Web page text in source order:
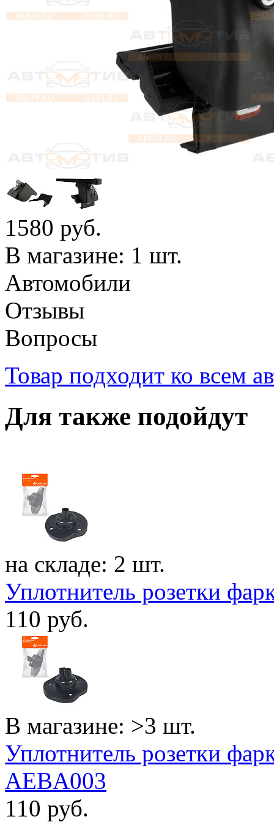
1580 руб.
В магазине: 1 шт.
Автомобили
Отзывы
Вопросы
Товар подходит ко всем
Для также подойдут
на складе: 2 шт.
Уплотнитель розетки
110 руб.
В магазине: >3 шт.
Уплотнитель розетки
AEBA003
110 руб.